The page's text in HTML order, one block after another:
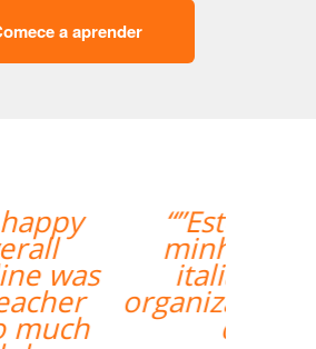
a aprender
amando
aulas de
muito
o trabalho
de vcs””